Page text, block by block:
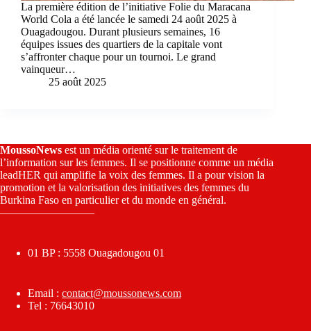
La première édition de l’initiative Folie du Maracana
World Cola a été lancée le samedi 24 août 2025 à
Ouagadougou. Durant plusieurs semaines, 16
équipes issues des quartiers de la capitale vont
s’affronter chaque pour un tournoi. Le grand
vainqueur…
25 août 2025
MoussoNews est un média orienté sur le traitement de
l’information sur les femmes. Il se positionne comme un média
leadHER qui amplifie la voix des femmes. Il a pour vision la
promotion et la valorisation des initiatives des femmes du
Burkina Faso en particulier et du monde en général.
————————–
01 BP : 5558 Ouagadougou 01
Email : contact@moussonews.com
Tel : 76643010